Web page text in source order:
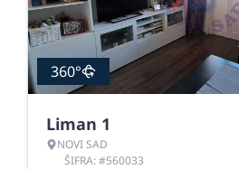
360°
Liman 1
NOVI SAD
ŠIFRA: #560033